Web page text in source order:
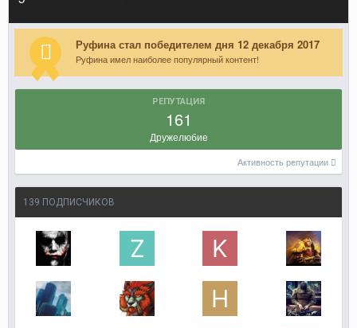
Руфина стал победителем дня 12 декабря 2017
Руфина имел наиболее популярный контент!
РЕПУТАЦИЯ
161
Дружелюбие
Активность репутации
139 ПОДПИСЧИКОВ